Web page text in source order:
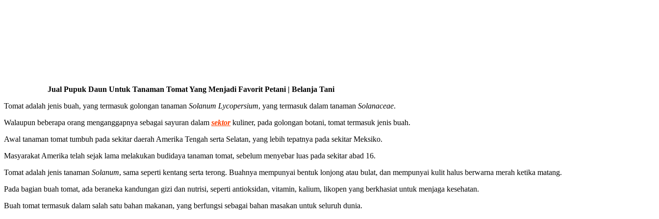
Jual Pupuk Daun Untuk Tanaman Tomat Yang Menjadi Favorit Petani | Belanja Tani
Tomat adalah jenis buah, yang termasuk golongan tanaman Solanum Lycopersium, yang termasuk dalam tanaman Solanaceae.
Walaupun beberapa orang menganggapnya sebagai sayuran dalam sektorkuliner, pada golongan botani, tomat termasuk jenis buah.
Awal tanaman tomat tumbuh pada sekitar daerah Amerika Tengah serta Selatan, yang lebih tepatnya pada sekitar Meksiko.
Masyarakat Amerika telah sejak lama melakukan budidaya tanaman tomat, sebelum menyebar luas pada sekitar abad 16.
Tomat adalah jenis tanaman Solanum, sama seperti kentang serta terong. Buahnya mempunyai bentuk lonjong atau bulat, dan mempunyai kulit halus berwarna merah ketika matang.
Pada bagian buah tomat, ada beraneka kandungan gizi dan nutrisi, seperti antioksidan, vitamin, kalium, likopen yang berkhasiat untuk menjaga kesehatan.
Buah tomat termasuk dalam salah satu bahan makanan, yang berfungsi sebagai bahan masakan untuk seluruh dunia.